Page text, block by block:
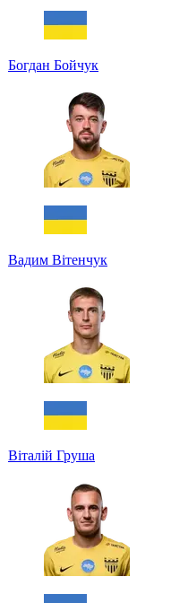
Богдан Бойчук
Вадим Вітенчук
Віталій Груша